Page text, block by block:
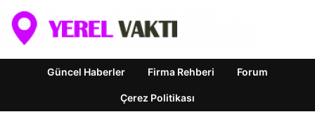
Güncel Haberler Firma Rehberi Forum
Çerez Politikası